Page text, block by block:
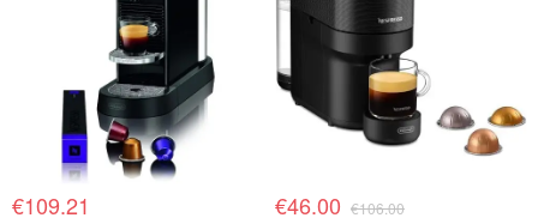
€109.21 €46.00 €106.00